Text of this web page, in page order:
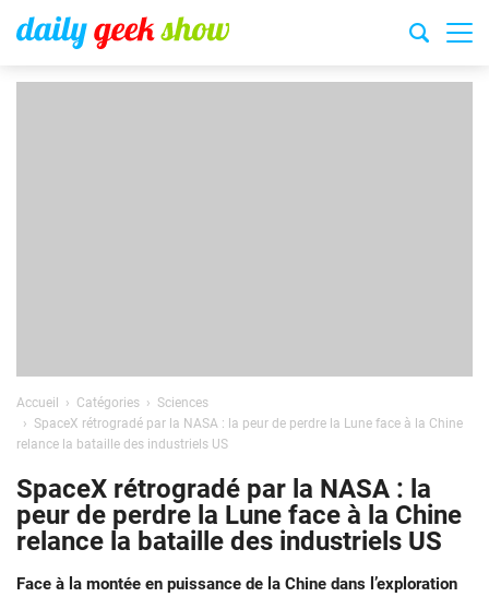
Accueil Catégories
Sciences
SpaceX rétrogradé par la NASA : la peur de perdre la Lune face à la Chine
relance la bataille des industriels US
SpaceX rétrogradé par la NASA : la
peur de perdre la Lune face à la Chine
relance la bataille des industriels US
Face à la montée en puissance de la Chine dans l’exploration